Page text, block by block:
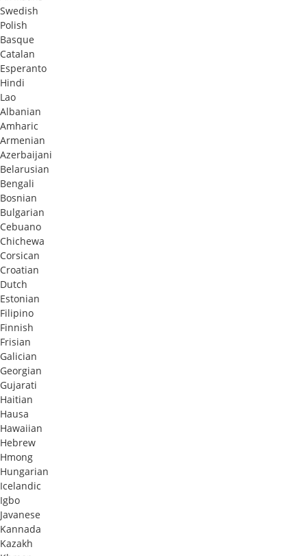
Swedish
Polish
Basque
Catalan
Esperanto
Hindi
Lao
Albanian
Amharic
Armenian
Azerbaijani
Belarusian
Bengali
Bosnian
Bulgarian
Cebuano
Chichewa
Corsican
Croatian
Dutch
Estonian
Filipino
Finnish
Frisian
Galician
Georgian
Gujarati
Haitian
Hausa
Hawaiian
Hebrew
Hmong
Hungarian
Icelandic
Igbo
Javanese
Kannada
Kazakh